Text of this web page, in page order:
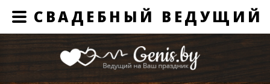
СВАДЕБНЫЙ ВЕДУЩИЙ